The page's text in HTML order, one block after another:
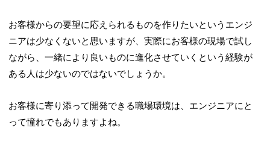
お客様からの要望に応えられるものを作りたいというエンジ
ニアは少なくないと思いますが、実際にお客様の現場で試し
ながら、一緒により良いものに進化させていくという経験が
ある人は少ないのではないでしょうか。
お客様に寄り添って開発できる職場環境は、エンジニアにと
って憧れでもありますよね。